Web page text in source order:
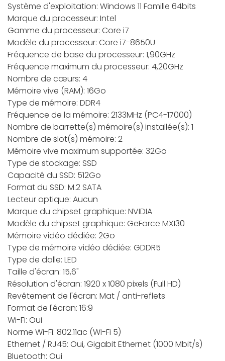
Système d'exploitation: Windows 11 Famille 64bits
Marque du processeur: Intel
Gamme du processeur: Core i7
Modèle du processeur: Core i7-8650U
Fréquence de base du processeur: 1,90GHz
Fréquence maximum du processeur: 4,20GHz
Nombre de cœurs: 4
Mémoire vive (RAM): 16Go
Type de mémoire: DDR4
Fréquence de la mémoire: 2133MHz (PC4-17000)
Nombre de barrette(s) mémoire(s) installée(s): 1
Nombre de slot(s) mémoire: 2
Mémoire vive maximum supportée: 32Go
Type de stockage: SSD
Capacité du SSD: 512Go
Format du SSD: M.2 SATA
Lecteur optique: Aucun
Marque du chipset graphique: NVIDIA
Modèle du chipset graphique: GeForce MX130
Mémoire vidéo dédiée: 2Go
Type de mémoire vidéo dédiée: GDDR5
Type de dalle: LED
Taille d'écran: 15,6"
Résolution d'écran: 1920 x 1080 pixels (Full HD)
Revêtement de l'écran: Mat / anti-reflets
Format de l'écran: 16:9
Wi-Fi: Oui
Norme Wi-Fi: 802.11ac (Wi-Fi 5)
Ethernet / RJ45: Oui, Gigabit Ethernet (1000 Mbit/s)
Bluetooth: Oui